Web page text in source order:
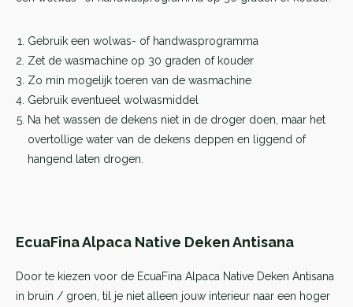
Gebruik een wolwas- of handwasprogramma
Zet de wasmachine op 30 graden of kouder
Zo min mogelijk toeren van de wasmachine
Gebruik eventueel wolwasmiddel
Na het wassen de dekens niet in de droger doen, maar het
overtollige water van de dekens deppen en liggend of
hangend laten drogen.
EcuaFina Alpaca Native Deken Antisana
Door te kiezen voor de EcuaFina Alpaca Native Deken Antisana
in bruin / groen, til je niet alleen jouw interieur naar een hoger